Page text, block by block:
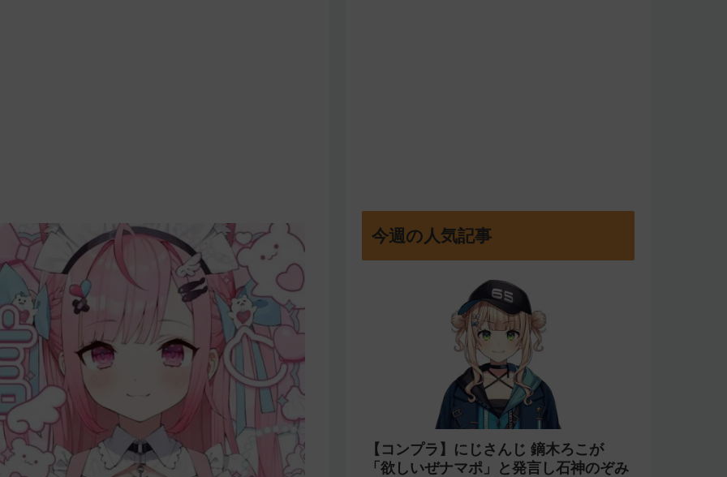
今週の人気記事
【コンプラ】にじさんじ 鏑木ろこが
「欲しいぜナマポ」と発言し石神のぞみ